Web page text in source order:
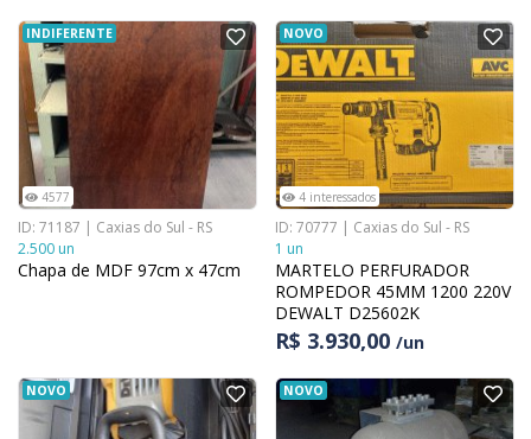
INDIFERENTE
4577
ID: 71187 | Caxias do Sul - RS
2.500 un
Chapa de MDF 97cm x 47cm
NOVO
4 interessados
ID: 70777 | Caxias do Sul - RS
1 un
MARTELO PERFURADOR
ROMPEDOR 45MM 1200 220V
DEWALT D25602K
R$ 3.930,00 /un
NOVO NOVO